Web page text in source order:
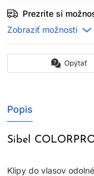
Prezrite si
Opýtať
Popis
Sibel
Klipy do vlasov